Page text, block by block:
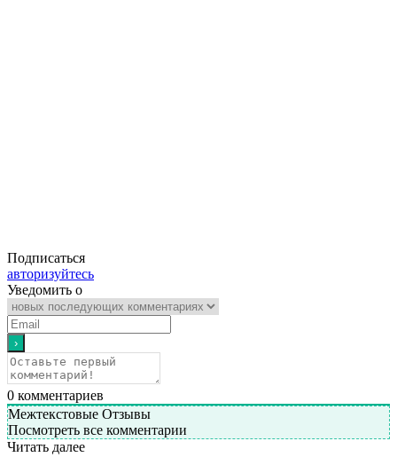
Подписаться
авторизуйтесь
Уведомить о
0 комментариев
Межтекстовые Отзывы
Посмотреть все комментарии
Читать далее